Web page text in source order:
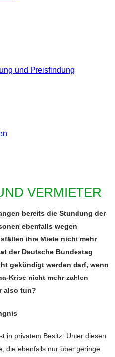
und Preisfindung
VERMIETER
bereits die Stundung der
ebenfalls wegen
ihre Miete nicht mehr
der Deutsche Bundestag
gekündigt werden darf, wenn
Krise nicht mehr zahlen
also tun?
in privatem Besitz. Unter diesen
die ebenfalls nur über geringe